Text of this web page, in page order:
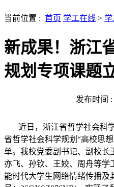
当前位置 : 首页 学工在线 >
新成果！浙江
规划专项课题
发布时间 :
近日，浙江省哲学社会科学
省哲学社会科学规划“高校思
单。我校党委副书记、副校长
亦飞、孙钦、王姣、周舟等学
能时代大学生网络情绪传播及